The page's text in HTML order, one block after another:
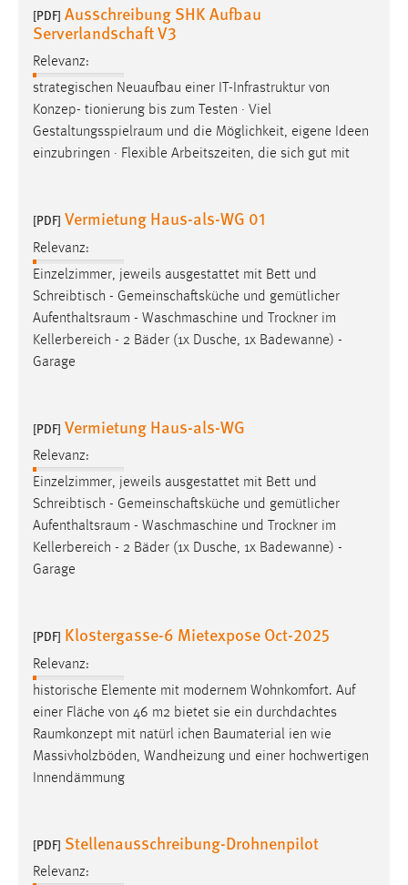
[PDF] Ausschreibung SHK Aufbau
Serverlandschaft V3
Relevanz:
strategischen Neuaufbau einer IT-Infrastruktur von
Konzep- tionierung bis zum Testen · Viel
Gestaltungsspielraum und die Möglichkeit, eigene Ideen
einzubringen · Flexible Arbeitszeiten, die sich gut mit
[PDF] Vermietung Haus-als-WG 01
Relevanz:
Einzelzimmer, jeweils ausgestattet mit Bett und
Schreibtisch - Gemeinschaftsküche und gemütlicher
Aufenthaltsraum - Waschmaschine und Trockner im
Kellerbereich - 2 Bäder (1x Dusche, 1x Badewanne) -
Garage
[PDF] Vermietung Haus-als-WG
Relevanz:
Einzelzimmer, jeweils ausgestattet mit Bett und
Schreibtisch - Gemeinschaftsküche und gemütlicher
Aufenthaltsraum - Waschmaschine und Trockner im
Kellerbereich - 2 Bäder (1x Dusche, 1x Badewanne) -
Garage
[PDF] Klostergasse-6 Mietexpose Oct-2025
Relevanz:
historische Elemente mit modernem Wohnkomfort. Auf
einer Fläche von 46 m2 bietet sie ein durchdachtes
Raumkonzept mit natürl ichen Baumaterial ien wie
Massivholzböden, Wandheizung und einer hochwertigen
Innendämmung
[PDF] Stellenausschreibung-Drohnenpilot
Relevanz: